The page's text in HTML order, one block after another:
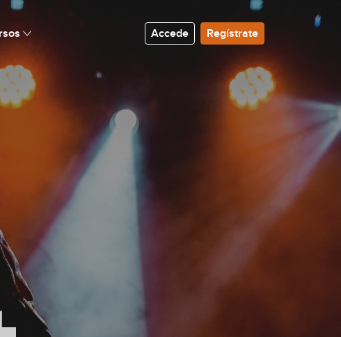
Accede Regístrate